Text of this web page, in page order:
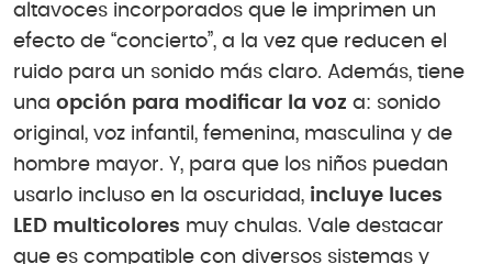
altavoces incorporados que le imprimen un
efecto de “concierto”, a la vez que reducen el
ruido para un sonido más claro. Además, tiene
una opción para modificar la voz a: sonido
original, voz infantil, femenina, masculina y de
hombre mayor. Y, para que los niños puedan
usarlo incluso en la oscuridad, incluye luces
LED multicolores muy chulas. Vale destacar
que es compatible con diversos sistemas y